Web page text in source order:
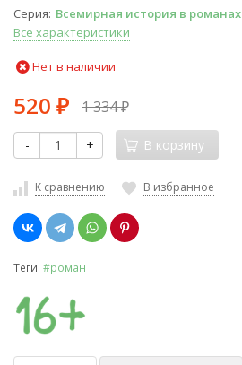
Серия Всемирная история в романах
Все характеристики
Нет в наличии
520 ₽ 1 334₽
- + В корзину
К сравнению В избранное
Теги: #роман